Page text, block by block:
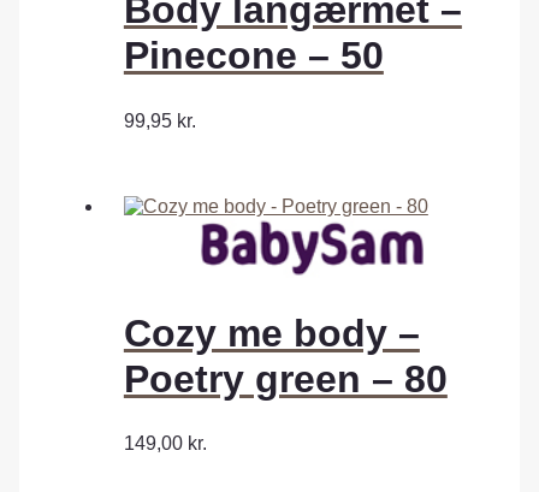
Body langærmet –
Pinecone – 50
99,95 kr.
Cozy me body –
Poetry green – 80
149,00 kr.